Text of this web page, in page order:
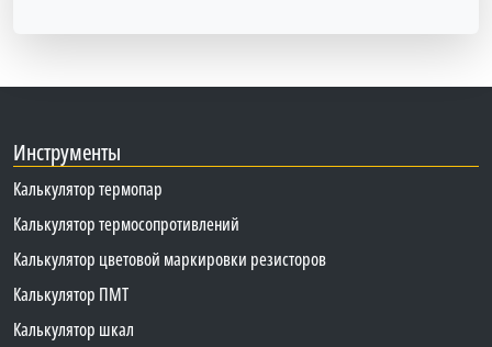
Инструменты
Калькулятор термопар
Калькулятор термосопротивлений
Калькулятор цветовой маркировки резисторов
Калькулятор ПМТ
Калькулятор шкал